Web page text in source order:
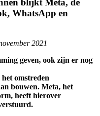
blijkt Meta, de
WhatsApp en
2021
geven, ook zijn er nog
omstreden
bouwen. Meta, het
heeft hierover